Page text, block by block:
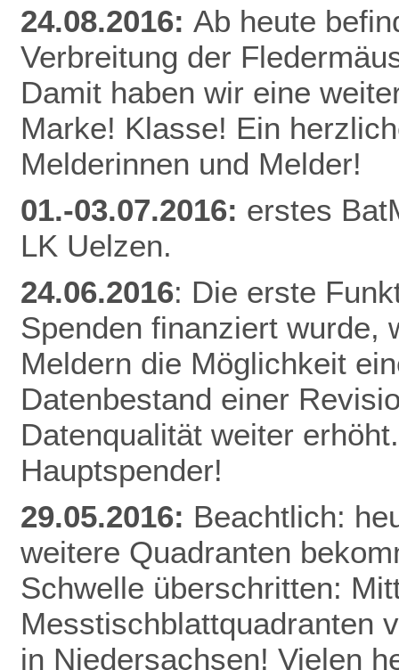
24.08.2016: Ab heute
Verbreitung der
Damit haben wir eine
Marke! Klasse! Ein
Melderinnen und Melder!
01.-03.07.2016: erstes
LK Uelzen.
24.06.2016: Die erste
Spenden finanziert wurde,
Meldern die Möglichkeit
Datenbestand einer
Datenqualität weiter
Hauptspender!
29.05.2016: Beachtlich:
weitere Quadranten
Schwelle überschritten:
Messtischblattquadranten
in Niedersachsen! Vielen